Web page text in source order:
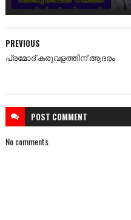
PREVIOUS
പ്രമോദ് കരുവളത്തിന് ആദരം
POST COMMENT
No comments